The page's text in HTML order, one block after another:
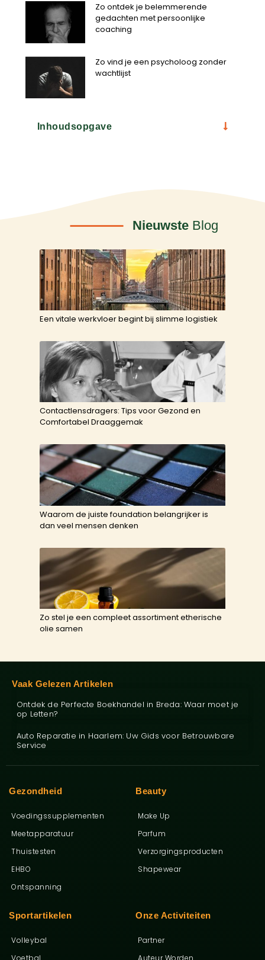
Zo ontdek je belemmerende
gedachten met persoonlijke
coaching
Zo vind je een psycholoog zonder
wachtlijst
Inhoudsopgave
Nieuwste Blog
Een vitale werkvloer begint bij slimme logistiek
Contactlensdragers: Tips voor Gezond en
Comfortabel Draaggemak
Waarom de juiste foundation belangrijker is
dan veel mensen denken
Zo stel je een compleet assortiment etherische
olie samen
Onze Activiteiten
Partner
Sportartikelen
Volleybal
Beauty
Make Up
Parfum
Verzorgingsproducten
Shapewear
Gezondheid
Voedingssupplementen
Meetapparatuur
Thuistesten
EHBO
Ontspanning
Vaak Gelezen Artikelen
Ontdek de Perfecte Boekhandel in Breda: Waar moet je
op Letten?
Auto Reparatie in Haarlem: Uw Gids voor Betrouwbare
Service